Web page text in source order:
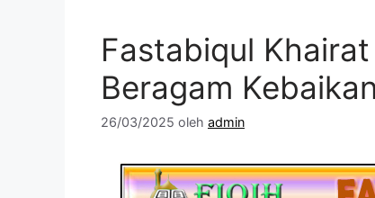
Fastabiqul
Beragam Kebaikan
26/03/2025 oleh admin